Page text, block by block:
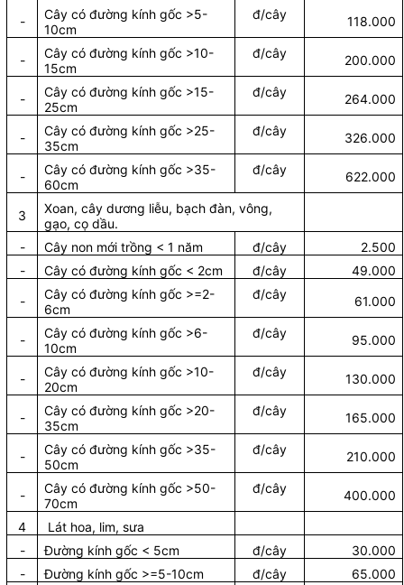
-
Cây có đường kính gốc >5-
10cm
đ/cây 118.000
-
Cây có đường kính gốc >10-
15cm
đ/cây 200.000
-
Cây có đường kính gốc >15-
25cm
đ/cây 264.000
-
Cây có đường kính gốc >25-
35cm
đ/cây 326.000
-
Cây có đường kính gốc >35-
60cm
đ/cây 622.000
3
Xoan, cây dương liễu, bạch đàn, vông,
gạo, cọ dầu.
-
Cây non mới trồng < 1 năm đ/cây
2.500
-
Cây có đường kính gốc < 2cm đ/cây
49.000
-
Cây có đường kính gốc >=2-
6cm
đ/cây 61.000
-
Cây có đường kính gốc >6-
10cm
đ/cây 95.000
-
Cây có đường kính gốc >10-
20cm
đ/cây 130.000
-
Cây có đường kính gốc >20-
35cm
đ/cây 165.000
-
Cây có đường kính gốc >35-
50cm
đ/cây 210.000
-
Cây có đường kính gốc >50-
70cm
đ/cây 400.000
4
Lát hoa, lim, sưa
-
Đường kính gốc < 5cm đ/cây
30.000
-
Đường kính gốc >=5-10cm đ/cây
65.000